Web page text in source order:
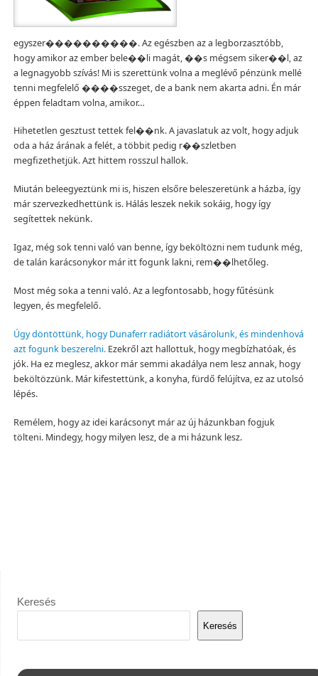
egyszer����������. Az egészben az a legborzasztóbb,
hogy amikor az ember bele��li magát, ��s mégsem siker��l, az
a legnagyobb szívás! Mi is szerettünk volna a meglévő pénzünk mellé
tenni megfelelő ����sszeget, de a bank nem akarta adni. Én már
éppen feladtam volna, amikor…
Hihetetlen gesztust tettek fel��nk. A javaslatuk az volt, hogy adjuk
oda a ház árának a felét, a többit pedig r��szletben
megfizethetjük. Azt hittem rosszul hallok.
Miután beleegyeztünk mi is, hiszen elsőre beleszeretünk a házba, így
már szervezkedhettünk is. Hálás leszek nekik sokáig, hogy így
segítettek nekünk.
Igaz, még sok tenni való van benne, így beköltözni nem tudunk még,
de talán karácsonykor már itt fogunk lakni, rem��lhetőleg.
Most még soka a tenni való. Az a legfontosabb, hogy fűtésünk
legyen, és megfelelő.
Úgy döntöttünk, hogy Dunaferr radiátort vásárolunk, és mindenhová
azt fogunk beszerelni. Ezekről azt hallottuk, hogy megbízhatóak, és
jók. Ha ez meglesz, akkor már semmi akadálya nem lesz annak, hogy
beköltözzünk. Már kifestettünk, a konyha, fürdő felújítva, ez az utolsó
lépés.
Remélem, hogy az idei karácsonyt már az új házunkban fogjuk
tölteni. Mindegy, hogy milyen lesz, de a mi házunk lesz.
Keresés
Keresés